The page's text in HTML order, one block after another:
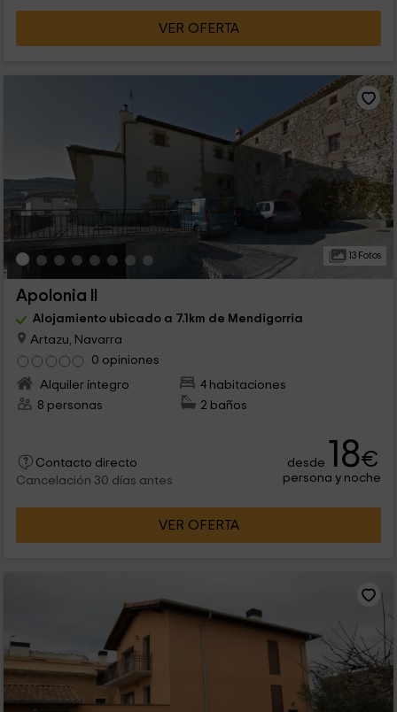
VER OFERTA
13 Fotos
Apolonia II
Alojamiento ubicado a 7.1km de Mendigorria
Artazu, Navarra
0 opiniones
Alquiler íntegro
4 habitaciones
8 personas
2 baños
Contacto directo
Cancelación 30 días antes
desde 18€
persona y noche
VER OFERTA